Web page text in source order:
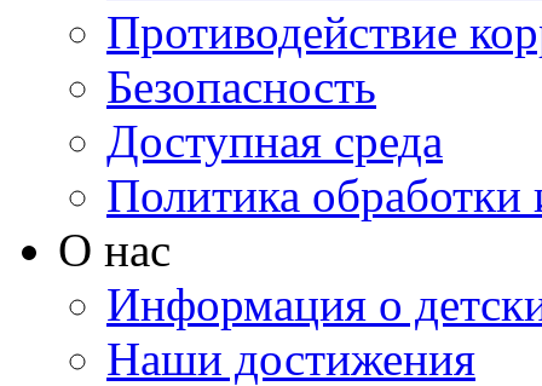
Противодействие
Безопасность
Доступная среда
Политика
О нас
Информация о
Наши достижения